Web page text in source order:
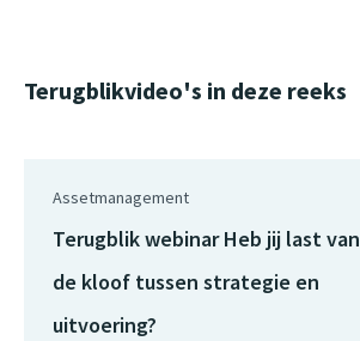
Terugblikvideo's in deze reeks
Assetmanagement
Terugblik webinar Heb jij last van
de kloof tussen strategie en
uitvoering?